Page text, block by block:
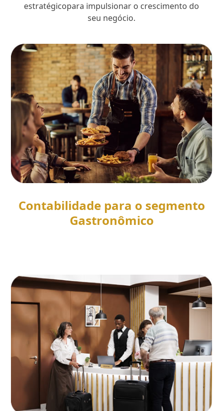
estratégicopara impulsionar o crescimento do
seu negócio.
Contabilidade para o segmento
Gastronômico